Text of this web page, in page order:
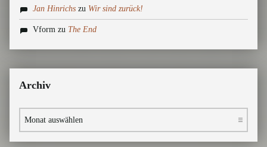
Jan Hinrichs zu Wir sind zurück!
Vform zu The End
Archiv
Archiv